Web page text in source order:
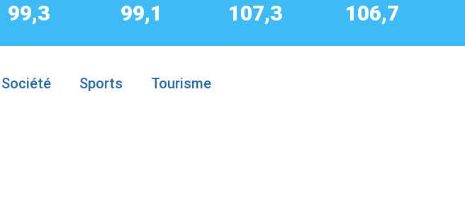
99,3 99,1 107,3 106,7
Société Sports
Tourisme